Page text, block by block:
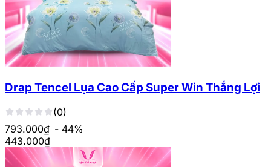
Drap Tencel Lụa Cao Cấp Super Win Thắng Lợi
(0)
793.000₫ - 44%
443.000₫